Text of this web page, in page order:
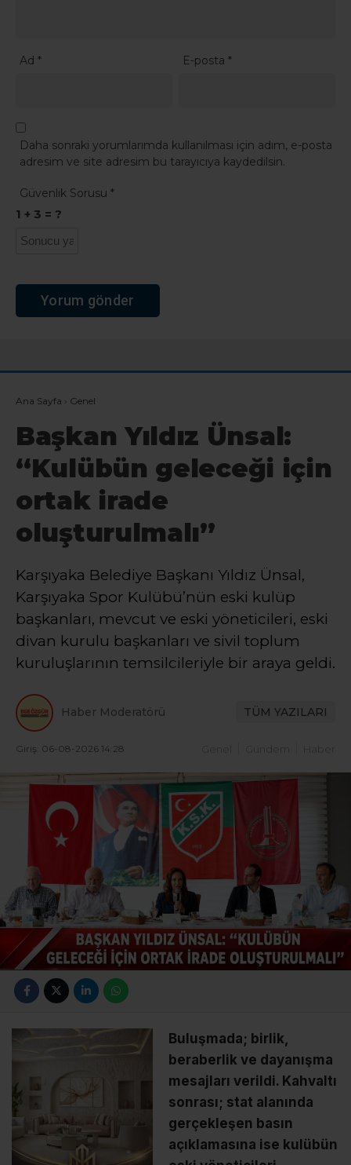
Ad * E-posta*
Daha sonraki yorumlarımda kullanılması için adım, e-posta
adresim ve site adresim bu tarayıcıya kaydedilsin.
Güvenlik Sorusu *
1 + 3 = ?
Ana Sayfa › Genel
Başkan Yıldız Ünsal:
“Kulübün geleceği için
ortak irade
oluşturulmalı”
Karşıyaka Belediye Başkanı Yıldız Ünsal,
Karşıyaka Spor Kulübü’nün eski kulüp
başkanları, mevcut ve eski yöneticileri, eski
divan kurulu başkanları ve sivil toplum
kuruluşlarının temsilcileriyle bir araya geldi.
Haber Moderatörü TÜM YAZILARI
Giriş: 06-08-2026 14:28 Gündem Haber
Buluşmada; birlik,
beraberlik ve dayanışma
mesajları verildi. Kahvaltı
sonrası; stat alanında
gerçekleşen basın
açıklamasına ise kulübün